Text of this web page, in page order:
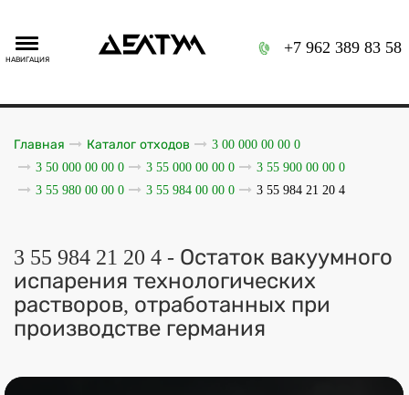
НАВИГАЦИЯ
+7 962 389 83 58
Главная Каталог отходов
3 00 000 00 00 0
3 50 000 00 00 0
3 55 000 00 00 0
3 55 900 00 00 0
3 55 980 00 00 0
3 55 984 00 00 0 3 55 984 21 20 4
3 55 984 21 20 4 - Остаток вакуумного
испарения технологических
растворов, отработанных при
производстве германия